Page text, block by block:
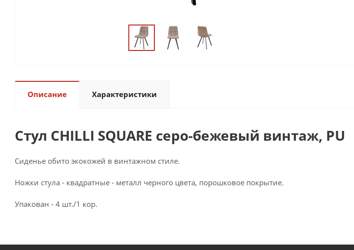
Описание Характеристики
Стул CHILLI SQUARE серо-бежевый винтаж, PU
Сиденье обито экокожей в винтажном стиле.
Ножки стула - квадратные - металл черного цвета, порошковое покрытие.
Упакован - 4 шт./1 кор.